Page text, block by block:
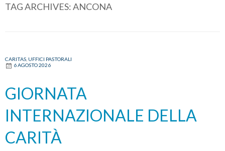
TAG ARCHIVES:ANCONA
CARITAS UFFICI PASTORALI
6 AGOSTO 2026
GIORNATA
INTERNAZIONALE DELLA
CARITÀ